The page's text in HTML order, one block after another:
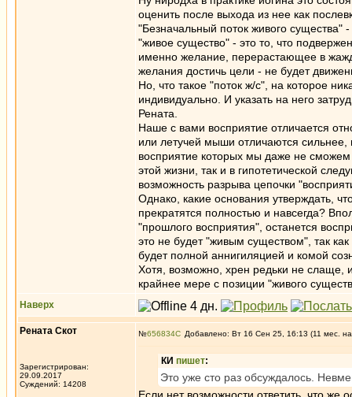
оценить после выхода из нее как
"Безначальный поток живого существа"
"живое существо" - это то, что
именно желание, перерастающее в
желания достичь цели - не будет
Но, что такое "поток ж/с", на которое
индивидуально. И указать на него
Рената.
Наше с вами восприятие отличается
или летучей мыши отличаются
восприятие которых мы даже не
этой жизни, так и в гипотетической
возможность разрыва цепочки
Однако, какие основания утверждать,
прекратятся полностью и навсегда?
"прошлого восприятия", останется
это не будет "живым существом", так
будет полной аннигиляцией и комой
Хотя, возможно, хрен редьки не слаще,
крайнее мере с позиции "живого
Наверх
Рената Скот
Зарегистрирован:
29.09.2017
Суждений: 14208
№656834 Добавлено: Вт 16 Сен 25, 16:13 (11 мес.
КИ пишет:
Это уже сто раз обсуждалось.